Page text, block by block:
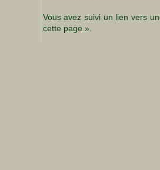
Vous avez suivi un lien vers
cette page ».